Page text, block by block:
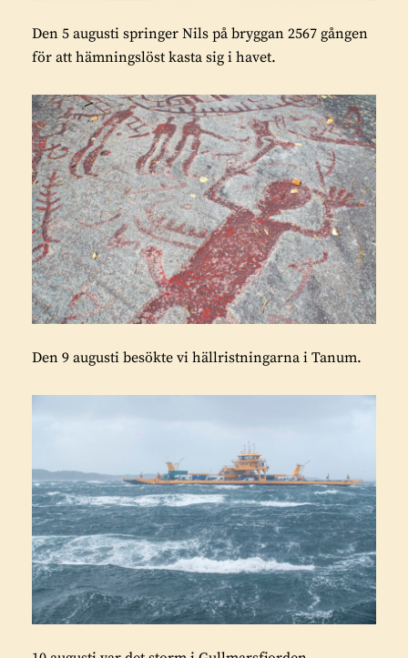
Den 5 augusti springer Nils på bryggan 2567 gången
för att hämningslöst kasta sig i havet.
Den 9 augusti besökte vi hällristningarna i Tanum.